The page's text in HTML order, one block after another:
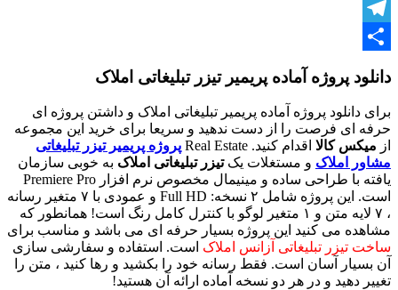
WhatsApp
Telegram
دانلود پروژه آماده پریمیر تیزر تبلیغاتی املاک
برای دانلود پروژه آماده پریمیر تبلیغاتی املاک و داشتن پروژه ای
حرفه ای فرصت را از دست ندهید و سریعا برای خرید این مجموعه
از میکس کالا اقدام کنید. Real Estate
پروژه پریمیر تیزر تبلیغاتی
مشاور املاک و مستغلات یکتیزر تبلیغاتی املاک به خوبی سازمان
یافته با طراحی ساده و مینیمال مخصوص نرم افزار Premiere Pro
است. این پروژه شامل ۲ نسخه: Full HD و عمودی با ۷ متغیر رسانه
، ۷ لایه متن و ۱ متغیر لوگو با کنترل کامل رنگ است! همانطور که
مشاهده می کنید این پروژه بسیار حرفه ای می باشد و مناسب برای
ساخت تیزر تبلیغاتی آزانس املاک است. استفاده و سفارشی سازی
آن بسیار آسان است. فقط رسانه خود را بکشید و رها کنید ، متن را
تغییر دهید و در هر دو نسخه آماده ارائه آن هستید!